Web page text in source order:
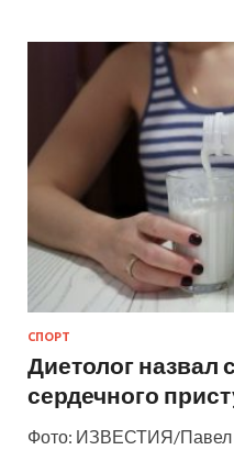
СПОРТ
Диетолог
сердечного
Фото: ИЗВЕСТИЯ/Павел